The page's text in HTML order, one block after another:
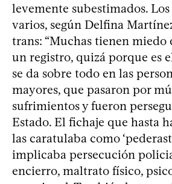
levemente subestimados.
varios, según Delfina
trans: “Muchas tienen miedo
un registro, quizá porque es
se da sobre todo en las
mayores, que pasaron por
sufrimientos y fueron
Estado. El fichaje que hasta
las caratulaba como
implicaba persecución
encierro, maltrato físico,